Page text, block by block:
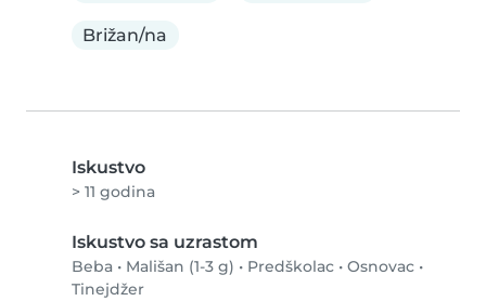
Brižan/na
Iskustvo
> 11 godina
Iskustvo sa uzrastom
Beba • Mališan (1-3 g) • Predškolac • Osnovac •
Tinejdžer